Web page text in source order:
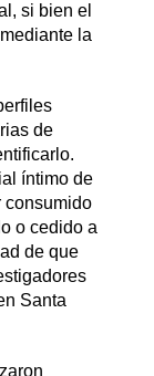
si bien el
la
de
íntimo de
consumido
o cedido a
de que
Santa